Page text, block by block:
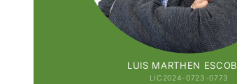
LUIS MARTHEN
LIC2024-0723-0773